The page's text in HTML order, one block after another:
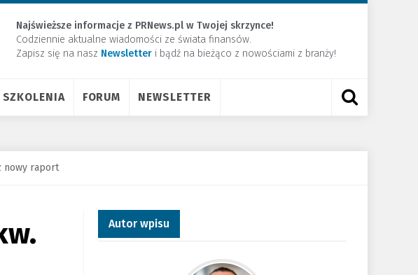
Najświeższe informacje z PRNews.pl w Twojej skrzynce!
Codziennie aktualne wiadomości ze świata finansów.
Zapisz się na nasz Newsletter ​i bądź na bieżąco z nowościami z branży!
SZKOLENIA FORUM NEWSLETTER
nowy raport
Autor wpisu